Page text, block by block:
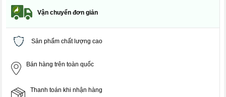
Vận chuyển đơn giản
Sản phẩm chất lượng cao
Bán hàng trên toàn quốc
Thanh toán khi nhận hàng